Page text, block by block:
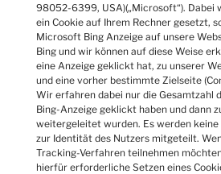
98052-6399, USA)(„Microsoft“). Dabei
ein Cookie auf Ihrem Rechner gesetzt,
Microsoft Bing Anzeige auf unsere
Bing und wir können auf diese Weise
eine Anzeige geklickt hat, zu unserer
und eine vorher bestimmte Zielseite
Wir erfahren dabei nur die Gesamtzahl
Bing-Anzeige geklickt haben und dann
weitergeleitet wurden. Es werden
zur Identität des Nutzers mitgeteilt.
Tracking-Verfahren teilnehmen
hierfür erforderliche Setzen eines